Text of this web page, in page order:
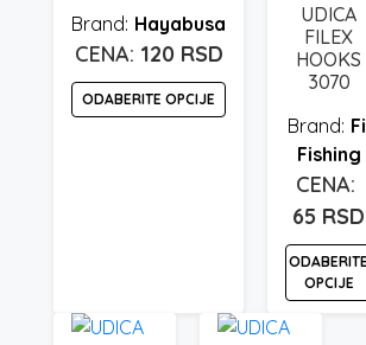
Opcije
mogu
biti
izabrane
Opcije
mogu
biti
izabrane
proizvoda.
Hayabusa
120 RSD
ODABERITE OPCIJE
mogu
UDICA
FILEX
HOOKS
3070
Fishing
65 RSD
ODABERITE
OPCIJE
Ovaj